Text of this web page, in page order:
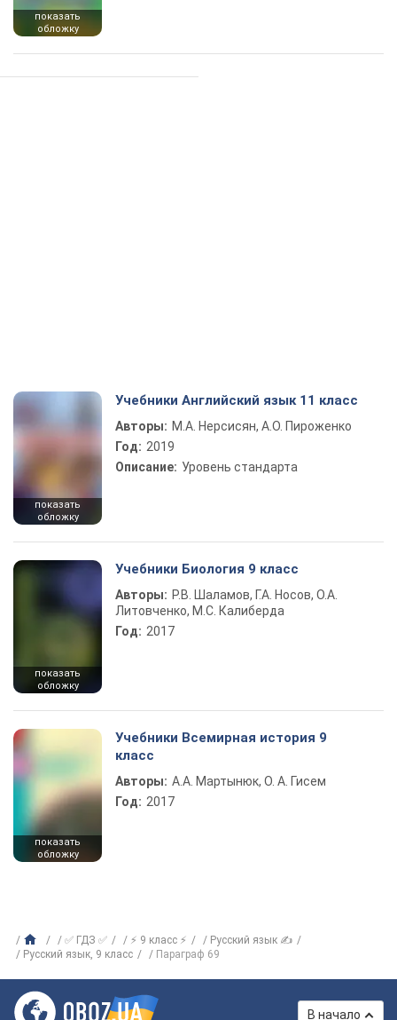
показать
обложку
показать
обложку
Учебники Английский язык 11 класс
Авторы: М.А. Нерсисян, А.О. Пироженко
Год: 2019
Описание: Уровень стандарта
показать
обложку
Учебники Биология 9 класс
Авторы: Р.В. Шаламов, Г.А. Носов, О.А.
Литовченко, М.С. Калиберда
Год: 2017
показать
обложку
Учебники Всемирная история 9
класс
Авторы: А.А. Мартынюк, О. А. Гисем
Год: 2017
✅ ГДЗ ✅ ⚡ 9 класс ⚡
Русский язык ✍
Русский язык, 9 класс
Параграф 69
В начало